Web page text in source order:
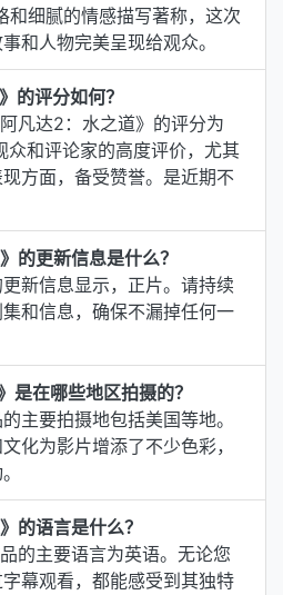
和细腻的情感描写著称，这次
和人物完美呈现给观众。
的评分如何？
凡达2：水之道》的评分为
众和评论家的高度评价，尤其
方面，备受赞誉。是近期不
的更新信息是什么？
新信息显示，正片。请持续
和信息，确保不漏掉任何一
是在哪些地区拍摄的？
主要拍摄地包括美国等地。
化为影片增添了不少色彩，
的语言是什么？
的主要语言为英语。无论您
幕观看，都能感受到其独特